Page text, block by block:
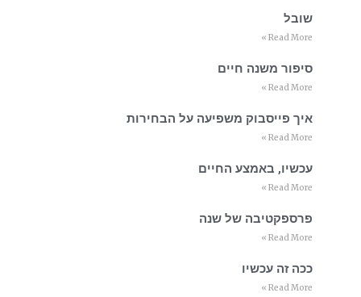
שובל
Read More »
סיפור משנה חיים
Read More »
איך פייסבוק משפיעה על הבחירות
Read More »
עכשיו, באמצע החיים
Read More »
פרספקטיבה של שנה
Read More »
ככה זה עכשיו
Read More »